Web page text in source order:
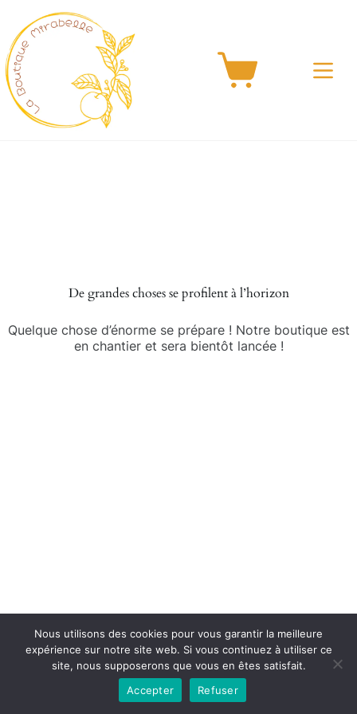
contenu
Panier
d’achat
De grandes choses se profilent à l’horizon
Quelque chose d’énorme se prépare ! Notre boutique est
en chantier et sera bientôt lancée !
Copyright © 2026la boutique mirabelle}.
Nous utilisons des cookies pour vous garantir la meilleure
expérience sur notre site web. Si vous continuez à utiliser ce
site, nous supposerons que vous en êtes satisfait.
Accepter
Refuser